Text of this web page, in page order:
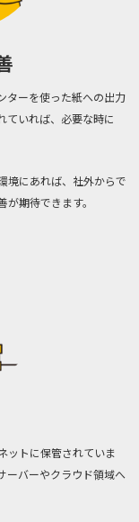
ターを使った紙への出力
ていれば、必要な時に
境にあれば、社外からで
期待できます。
ットに保管されていま
ーバーやクラウド領域へ